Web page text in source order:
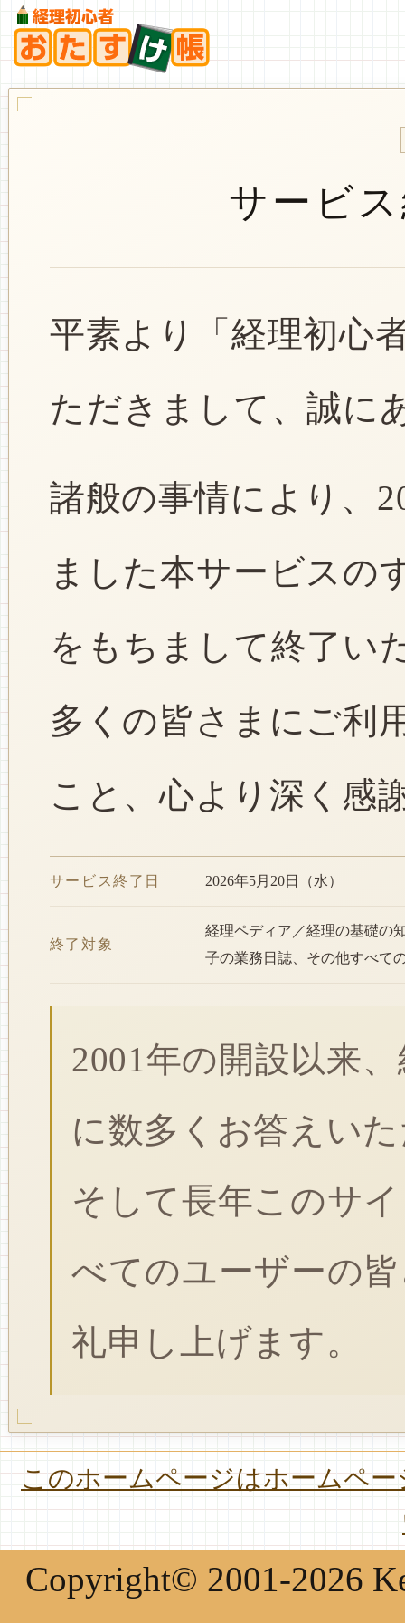
サービ
平素より「経理初心
ただきまして、誠に
諸般の事情により、
ました本サービスの
をもちまして終了い
多くの皆さまにご利
こと、心より深く感
サービス終了日 2026年5月20日（水）
終了対象
経理ペディア／経理の基礎の
子の業務日誌、その他すべて
2001年の開設以来
に数多くお答えい
そして長年このサ
べてのユーザーの
礼申し上げます。
このホームページはホームペ
Copyright© 2001-2026